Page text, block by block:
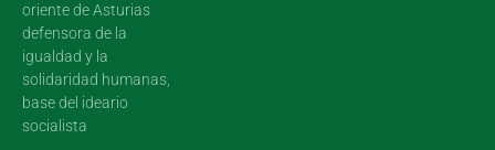
oriente de Asturias
defensora de la
igualdad y la
solidaridad humanas,
base del ideario
socialista